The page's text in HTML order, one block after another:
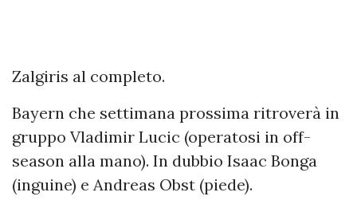
Zalgiris al completo.
Bayern che settimana prossima ritroverà in
gruppo Vladimir Lucic (operatosi in off-
season alla mano). In dubbio Isaac Bonga
(inguine) e Andreas Obst (piede).